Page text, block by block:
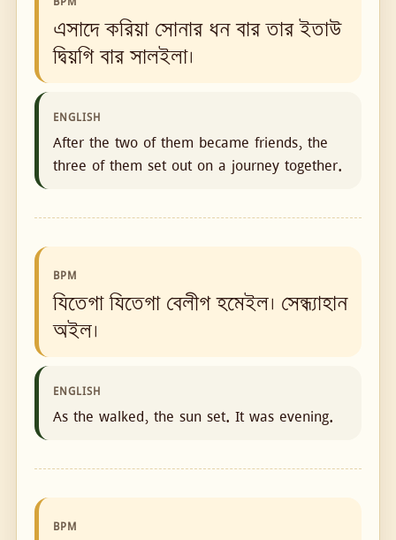
এসাদে করিয়া সোনার ধন বার তার ইতাউ
দ্বিয়গি বার সালইলা।
ENGLISH
After the two of them became friends, the
three of them set out on a journey together.
BPM
যিতেগা যিতেগা বেলীগ হমেইল। সেন্ধ্যাহান
অইল।
ENGLISH
As the walked, the sun set. It was evening.
BPM